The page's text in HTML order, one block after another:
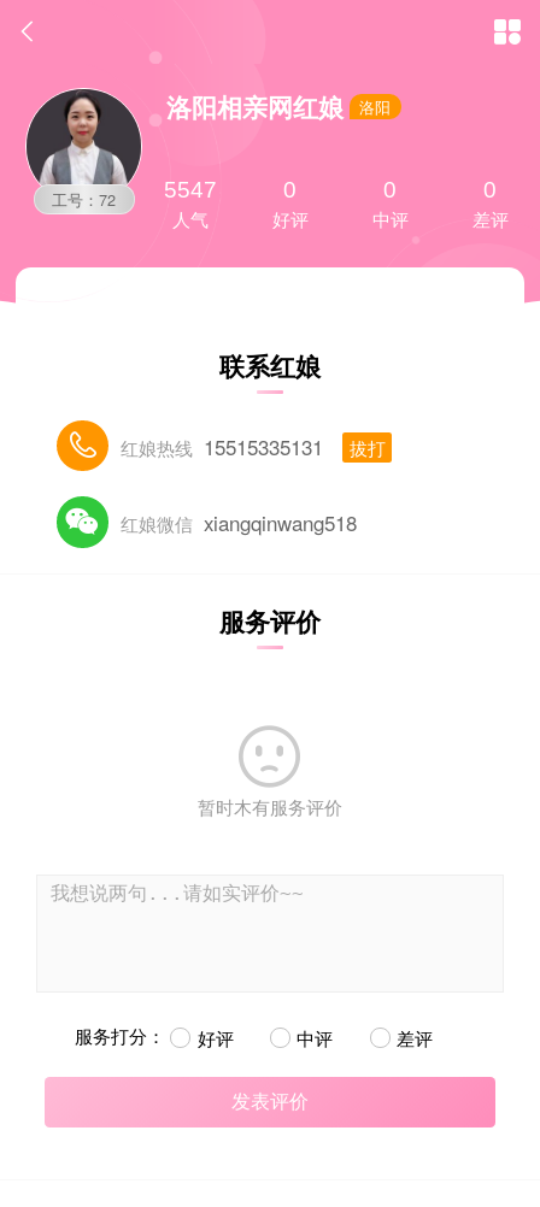

工号：72
洛阳相亲网红娘 洛阳
5547
人气
0
好评
0
中评
0
差评
联系红娘
 红娘热线 15515335131 拔打
 红娘微信 xiangqinwang518
服务评价

暂时木有服务评价
服务打分： 好评 中评 差评
